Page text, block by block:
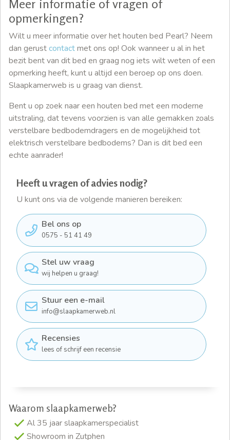
Meer informatie of vragen of
opmerkingen?
Wilt u meer informatie over het houten bed Pearl? Neem
dan gerustcontactmet ons op! Ook wanneer u al in het
bezit bent van dit bed en graag nog iets wilt weten of een
opmerking heeft, kunt u altijd een beroep op ons doen.
Slaapkamerweb is u graag van dienst.
Bent u op zoek naar een houten bed met een moderne
uitstraling, dat tevens voorzien is van alle gemakken zoals
verstelbare bedbodemdragers en de mogelijkheid tot
elektrisch verstelbare bedbodems? Dan is dit bed een
echte aanrader!
Heeft u vragen of advies nodig?
U kunt ons via de volgende manieren bereiken:
Bel ons op
0575 - 51 41 49
Stel uw vraag
wij helpen u graag!
Stuur een e-mail
info@slaapkamerweb.nl
Recensies
lees of schrijf een recensie
Waarom slaapkamerweb?
Al 35 jaar slaapkamerspecialist
Showroom in Zutphen